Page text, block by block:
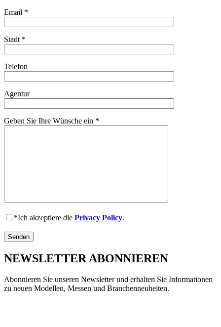
Email *
Stadt *
Telefon
Agentur
Geben Sie Ihre Wünsche ein *
*Ich akzeptiere die Privacy Policy.
NEWSLETTER ABONNIEREN
Abonnieren Sie unseren Newsletter und erhalten Sie Informationen
zu neuen Modellen, Messen und Branchenneuheiten.